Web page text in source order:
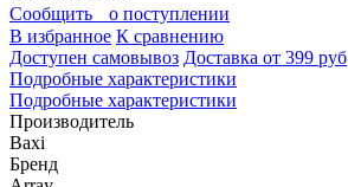
Сообщить о поступлении
В избранное К сравнению
Доступен самовывоз Доставка от 399 руб
Подробные характеристики
Подробные характеристики
Производитель
Baxi
Бренд